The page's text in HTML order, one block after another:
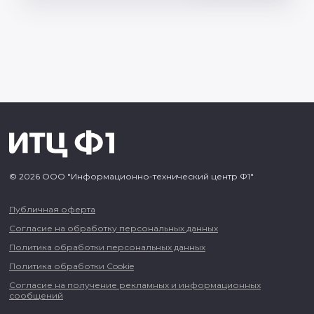
© 2026 ООО "Информационно-технический центр Ф1"
Публичная оферта
Согласие на обработку персональных данных
Политика обработки персональных данных
Политика обработки Cookie
Согласие на получение рекламных и информационных
сообщений